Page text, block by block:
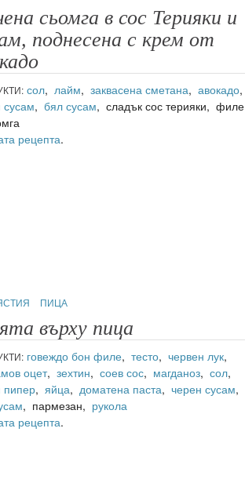
сьомга в сос Терияки и
поднесена с крем от
сол,лайм,заквасена сметана,авокадо,
сусам,бял сусам, сладък сос терияки, филе
рецепта.
ПИЦА
върху пица
говеждо бон филе,тесто,червен лук,
оцет,зехтин,соев сос, магданоз,сол,
пипер,яйца, доматена паста,черен сусам,
, пармезан, рукола
рецепта.